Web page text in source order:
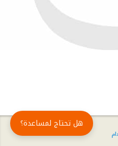
هل تحتاج لمساعدة؟